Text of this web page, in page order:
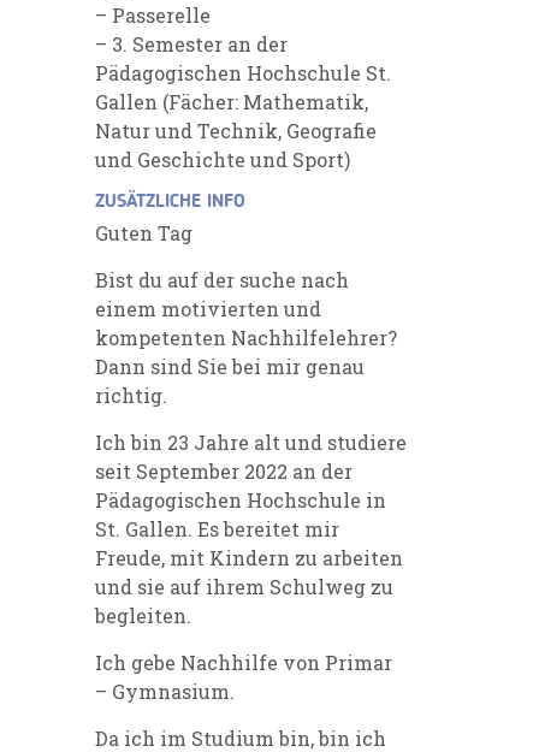
– Passerelle
– 3. Semester an der
Pädagogischen Hochschule St.
Gallen (Fächer: Mathematik,
Natur und Technik, Geografie
und Geschichte und Sport)
ZUSÄTZLICHE INFO
Guten Tag
Bist du auf der suche nach
einem motivierten und
kompetenten Nachhilfelehrer?
Dann sind Sie bei mir genau
richtig.
Ich bin 23 Jahre alt und studiere
seit September 2022 an der
Pädagogischen Hochschule in
St. Gallen. Es bereitet mir
Freude, mit Kindern zu arbeiten
und sie auf ihrem Schulweg zu
begleiten.
Ich gebe Nachhilfe von Primar
– Gymnasium.
Da ich im Studium bin, bin ich